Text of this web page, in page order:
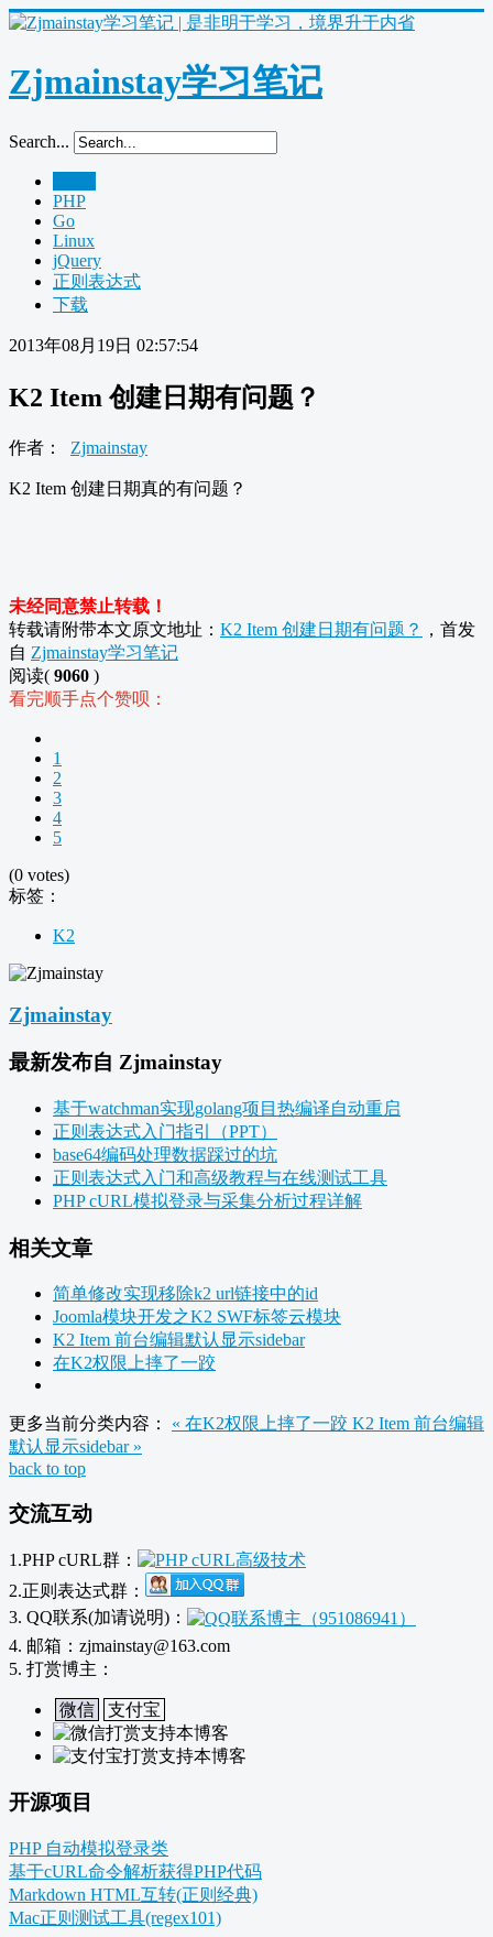
Zjmainstay学习笔记
Search...
PHP
Go
Linux
jQuery
正则表达式
下载
2013年08月19日 02:57:54
K2 Item 创建日期有问题？
作者： Zjmainstay
K2 Item 创建日期真的有问题？
未经同意禁止转载！
转载请附带本文原文地址： K2 Item 创建日期有问题？
，首发
自 Zjmainstay学习笔记
阅读( 9060 )
看完顺手点个赞呗：
1
2
3
4
5
(0 votes)
标签：
K2
Zjmainstay
最新发布自 Zjmainstay
基于watchman实现golang项目热编译自动重启
正则表达式入门指引（PPT）
base64编码处理数据踩过的坑
正则表达式入门和高级教程与在线测试工具
PHP cURL模拟登录与采集分析过程详解
相关文章
简单修改实现移除k2 url链接中的id
Joomla模块开发之K2 SWF标签云模块
K2 Item 前台编辑默认显示sidebar
在K2权限上摔了一跤
更多当前分类内容： « 在K2权限上摔了一跤 K2 Item 前台编辑
默认显示sidebar »
back to top
交流互动
1.PHP cURL群：
2.正则表达式群：
3. QQ联系(加请说明)：
4. 邮箱：zjmainstay@163.com
5. 打赏博主：
微信 支付宝
开源项目
PHP 自动模拟登录类
基于cURL命令解析获得PHP代码
Markdown HTML互转(正则经典)
Mac正则测试工具(regex101)